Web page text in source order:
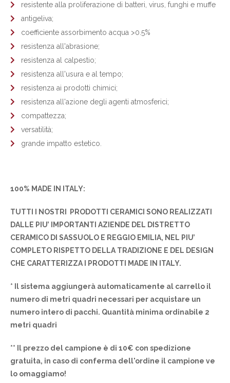
resistente alla proliferazione di batteri, virus, funghi e muffe
antigeliva;
coefficiente assorbimento acqua >0.5%
resistenza all'abrasione;
resistenza al calpestio;
resistenza all'usura e al tempo;
resistenza ai prodotti chimici;
resistenza all'azione degli agenti atmosferici;
compattezza;
versatilità;
grande impatto estetico.
100% MADE IN ITALY:
TUTTI I NOSTRI PRODOTTI CERAMICI SONO REALIZZATI
DALLE PIU’ IMPORTANTI AZIENDE DEL DISTRETTO
CERAMICO DI SASSUOLO E REGGIO EMILIA, NEL PIU’
COMPLETO RISPETTO DELLA TRADIZIONE E DEL DESIGN
CHE CARATTERIZZA I PRODOTTI MADE IN ITALY.
* Il sistema aggiungerà automaticamente al carrello il
numero di metri quadri necessari per acquistare un
numero intero di pacchi. Quantità minima ordinabile 2
metri quadri
** Il prezzo del campione è di 10€ con spedizione
gratuita, in caso di conferma dell'ordine il campione ve
lo omaggiamo!